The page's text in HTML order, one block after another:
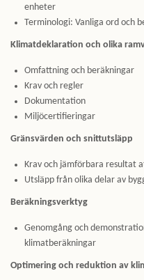
enheter
Terminologi: Vanliga ord och
Klimatdeklaration och olika
Omfattning och beräkningar
Krav och regler
Dokumentation
Miljöcertifieringar
Gränsvärden och snittutsläpp
Krav och jämförbara resultat
Utsläpp från olika delar av
Beräkningsverktyg
Genomgång och
klimatberäkningar
Optimering och reduktion av